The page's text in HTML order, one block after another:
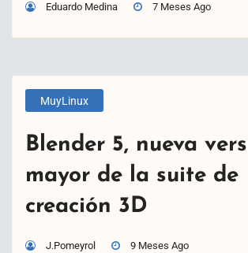
Eduardo Medina 7 Meses Ago
MuyLinux
Blender 5, nueva
mayor de la suite de
creación 3D
J.Pomeyrol 9 Meses Ago